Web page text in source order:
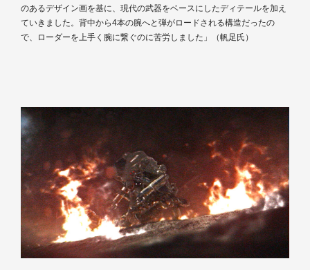
のあるデザイン画を基に、現代の武器をベースにしたディテールを加え
ていきました。背中から4本の腕へと弾がロードされる構造だったの
で、ローダーを上手く腕に繋ぐのに苦労しました」（帆足氏）